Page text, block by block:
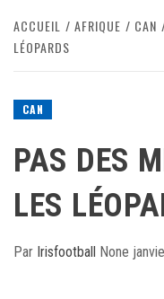
ACCUEIL AFRIQUE CAN
LÉOPARDS
CAN
PAS DES
LES
Par Irisfootball None